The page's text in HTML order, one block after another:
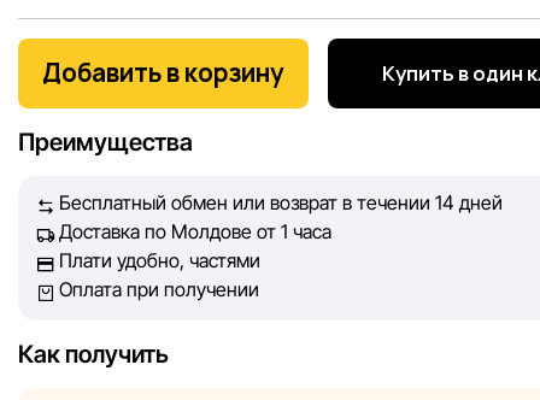
покупателей. Каждый день мы работаем над тем, чтобы
информация о товарах и услугах, представленная на
обеспечить вас достоверной информацией, чтобы вы
Однако, несмотря на постоянный контроль, Sportlandia
гарантировать абсолютную точность всех данных,
сайте, ввиду возможных технических ошибок или сбоев.
сторонних ресурсах, ссылки на которые могут быть
Добавить в корзину Купить в один
Преимущества
Бесплатный обмен или возврат в течении 14 дней
Доставка по Молдове от 1 часа
Плати удобно, частями
Оплата при получении
Как получить